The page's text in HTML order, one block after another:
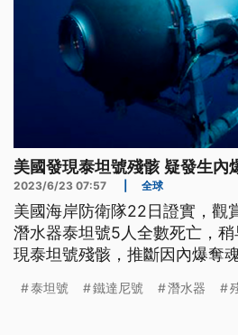
美國發現泰坦號殘骸 疑發生內
2023/6/23 07:57 全球
美國海岸防衛隊22日證實，觀
潛水器泰坦號5人全數死亡，
現泰坦號殘骸，推斷因內爆奪魂
泰坦號 鐵達尼號 潛水器